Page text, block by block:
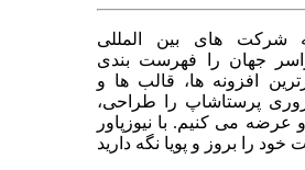
شرکت های بین المللی
جهان را فهرست بندی
افزونه ها، قالب ها و
پرستاشاپ را طراحی،
می کنیم. با نیوزپاور